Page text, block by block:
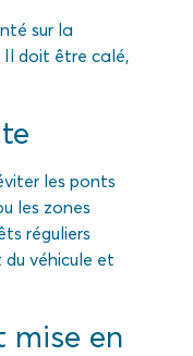
sur la
Il doit être calé,
les ponts
les zones
réguliers
véhicule et
mise en